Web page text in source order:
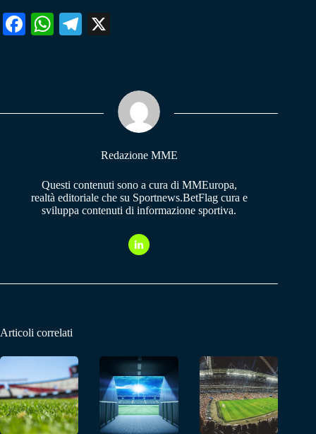
Fa W
pp
Te
m
Redazione MME
Questi contenuti sono a cura di MMEuropa,
realtà editoriale che su Sportnews.BetFlag cura e
sviluppa contenuti di informazione sportiva.
Articoli correlati